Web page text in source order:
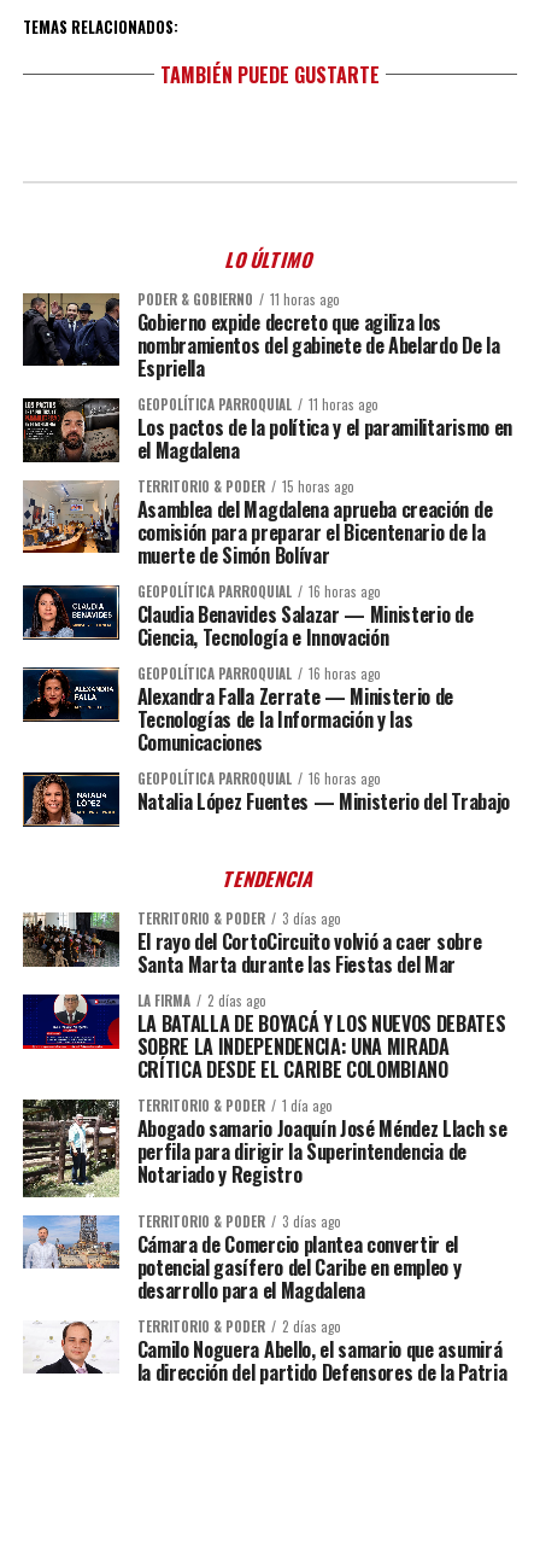
TEMAS RELACIONADOS:
TAMBIÉN PUEDE GUSTARTE
LO ÚLTIMO
PODER & GOBIERNO 11 horas ago
Gobierno expide decreto que agiliza los
nombramientos del gabinete de Abelardo De la
Espriella
GEOPOLÍTICA PARROQUIAL 11 horas ago
Los pactos de la política y el paramilitarismo en
el Magdalena
TERRITORIO & PODER 15 horas ago
Asamblea del Magdalena aprueba creación de
comisión para preparar el Bicentenario de la
muerte de Simón Bolívar
GEOPOLÍTICA PARROQUIAL 16 horas ago
Claudia Benavides Salazar — Ministerio de
Ciencia, Tecnología e Innovación
GEOPOLÍTICA PARROQUIAL 16 horas ago
Alexandra Falla Zerrate — Ministerio de
Tecnologías de la Información y las
Comunicaciones
GEOPOLÍTICA PARROQUIAL 16 horas ago
Natalia López Fuentes — Ministerio del Trabajo
TENDENCIA
TERRITORIO & PODER 3 días ago
El rayo del CortoCircuito volvió a caer sobre
Santa Marta durante las Fiestas del Mar
LA FIRMA 2 días ago
LA BATALLA DE BOYACÁ Y LOS NUEVOS DEBATES
SOBRE LA INDEPENDENCIA: UNA MIRADA
CRÍTICA DESDE EL CARIBE COLOMBIANO
TERRITORIO & PODER 1 día ago
Abogado samario Joaquín José Méndez Llach se
perfila para dirigir la Superintendencia de
Notariado y Registro
TERRITORIO & PODER 3 días ago
Cámara de Comercio plantea convertir el
potencial gasífero del Caribe en empleo y
desarrollo para el Magdalena
TERRITORIO & PODER 2 días ago
Camilo Noguera Abello, el samario que asumirá
la dirección del partido Defensores de la Patria